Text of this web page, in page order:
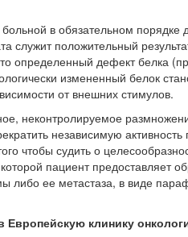
больной в обязательном порядке
служит положительный
определенный дефект белка
измененный белок
от внешних стимулов.
неконтролируемое
независимую
чтобы судить о
пациент предоставляет
ее метастаза, в виде
Европейскую клинику